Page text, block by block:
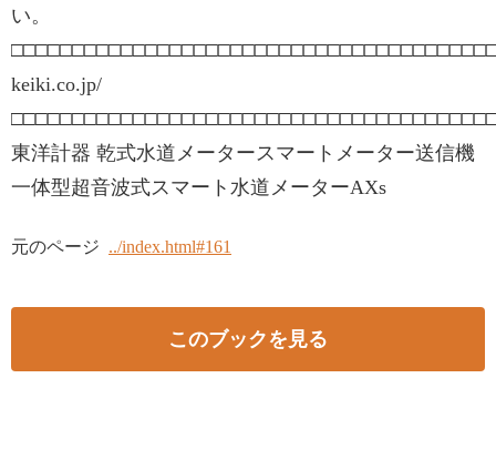
い。
keiki.co.jp/
東洋計器 乾式水道メータースマートメーター送信機
一体型超音波式スマート水道メーターAXs
元のページ ../index.html#161
このブックを見る